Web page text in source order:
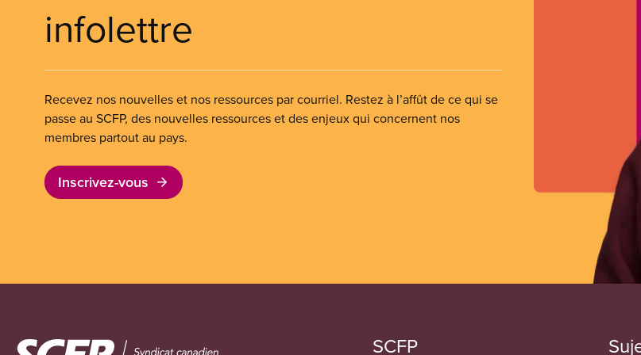
infolettre
Recevez nos nouvelles et nos ressources par courriel. Restez à l’affût de ce qui se
passe au SCFP, des nouvelles ressources et des enjeux qui concernent nos
membres partout au pays.
Inscrivez-vous
Image SCFP